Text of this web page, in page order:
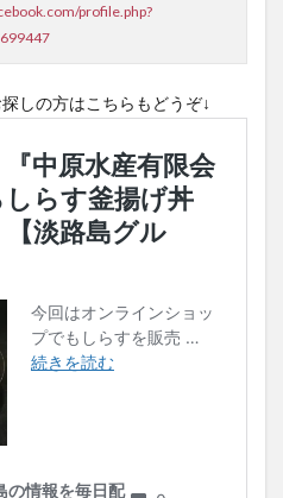
profile.php?
しの方はこちらもどうぞ↓